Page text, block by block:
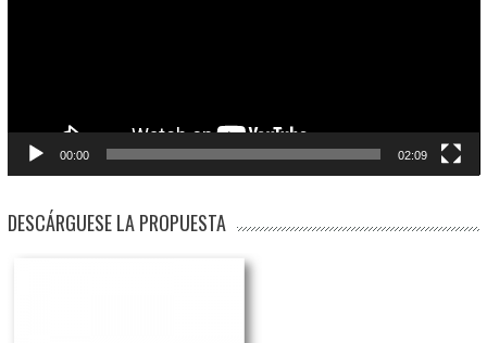
00:00 02:09
DESCÁRGUESE LA PROPUESTA